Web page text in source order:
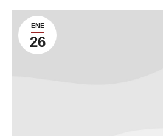
ENE
26